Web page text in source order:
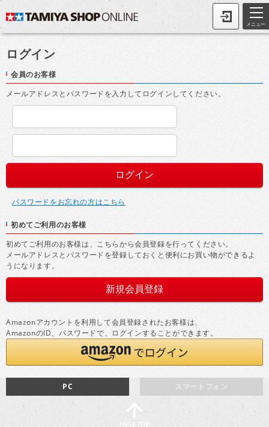
メニュー
ログイン
会員のお客様
メールアドレスとパスワードを入力してログインしてください。
パスワードをお忘れの方はこちら
初めてご利用のお客様
初めてご利用のお客様は、こちらから会員登録を行ってください。
メールアドレスとパスワードを登録しておくと便利にお買い物ができるよ
うになります。
Amazonアカウントを利用して会員登録されたお客様は、
AmazonのID、パスワードで、ログインすることができます。
スマートフォン
PC